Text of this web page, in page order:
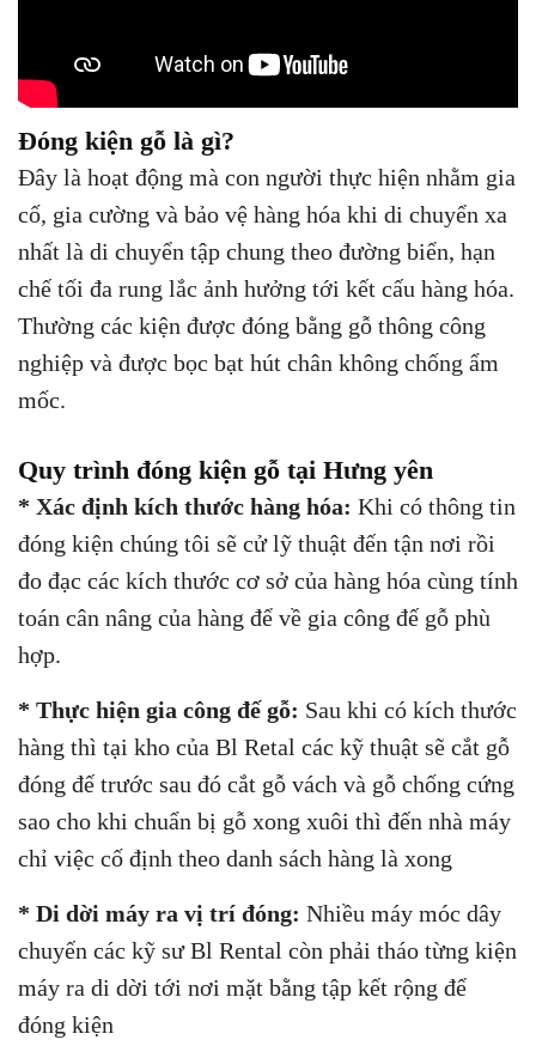
Đóng kiện gỗ là gì?
Đây là hoạt động mà con người thực hiện nhằm gia
cố, gia cường và bảo vệ hàng hóa khi di chuyển xa
nhất là di chuyển tập chung theo đường biển, hạn
chế tối đa rung lắc ảnh hưởng tới kết cấu hàng hóa.
Thường các kiện được đóng bằng gỗ thông công
nghiệp và được bọc bạt hút chân không chống ẩm
mốc.
Quy trình đóng kiện gỗ tại Hưng yên
* Xác định kích thước hàng hóa: Khi có thông tin
đóng kiện chúng tôi sẽ cử lỹ thuật đến tận nơi rồi
đo đạc các kích thước cơ sở của hàng hóa cùng tính
toán cân nâng của hàng để về gia công đế gỗ phù
hợp.
* Thực hiện gia công đế gỗ: Sau khi có kích thước
hàng thì tại kho của Bl Retal các kỹ thuật sẽ cắt gỗ
đóng đế trước sau đó cắt gỗ vách và gỗ chống cứng
sao cho khi chuẩn bị gỗ xong xuôi thì đến nhà máy
chỉ việc cố định theo danh sách hàng là xong
* Di dời máy ra vị trí đóng: Nhiều máy móc dây
chuyến các kỹ sư Bl Rental còn phải tháo từng kiện
máy ra di dời tới nơi mặt bằng tập kết rộng để
đóng kiện